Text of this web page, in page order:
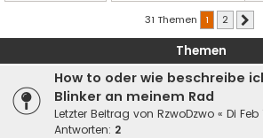
31 Themen 1 2
Themen
How to oder wie beschreibe
Blinker an meinem Rad
Letzter Beitrag von RzwoDzwo « Di
Antworten: 2